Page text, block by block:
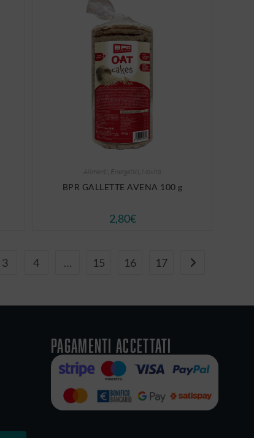
Alimenti Energetici Novità
BPR GALLETTE AVENA 100 g
2,80€
3 4 … 15 16 17
Pagamenti accettati